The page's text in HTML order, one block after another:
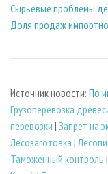
Сырьевые проблемы
Доля продаж
Источник новости: По
Грузоперевозка
перевозки | Запрет на
Лесозаготовка |
Таможенный контроль |